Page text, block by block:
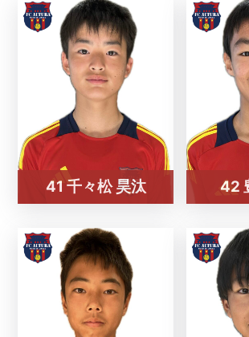
41 千々松 昊汰 42